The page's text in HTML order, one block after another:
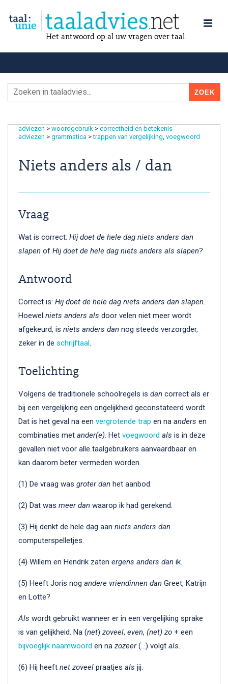
Het antwoord op al uw vragen over taal
adviezen > woordgebruik > correctheid en betekenis
adviezen > grammatica > trappen van vergelijking voegwoord
Niets anders als / dan
Vraag
Wat is correct: Hij doet de hele dag niets anders dan
slapen of Hij doet de hele dag niets anders als slapen?
Antwoord
Correct is: Hij doet de hele dag niets anders dan slapen.
Hoewel niets anders als door velen niet meer wordt
afgekeurd, is niets anders dan nog steeds verzorgder,
zeker in de schrijftaal.
Toelichting
Volgens de traditionele schoolregels is dan correct als er
bij een vergelijking een ongelijkheid geconstateerd wordt.
Dat is het geval na een vergrotende trap en na anders en
combinaties met ander(e). Het voegwoord als is in deze
gevallen niet voor alle taalgebruikers aanvaardbaar en
kan daarom beter vermeden worden.
(1) De vraag was groter dan het aanbod.
(2) Dat was meer dan waarop ik had gerekend.
(3) Hij denkt de hele dag aan niets anders dan
computerspelletjes.
(4) Willem en Hendrik zaten ergens anders dan ik.
(5) Heeft Joris nog andere vriendinnen dan Greet, Katrijn
en Lotte?
Als wordt gebruikt wanneer er in een vergelijking sprake
is van gelijkheid. Na (net) zoveel, even, (net) zo + een
bijvoeglijk naamwoord en na zozeer(…) volgt als.
(6) Hij heeft net zoveel praatjes als jij.